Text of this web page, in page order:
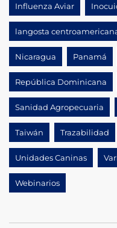
Influenza Aviar
langosta
Nicaragua Panamá
República Dominicana
Sanidad Agropecuaria
Taiwán Trazabilidad
Unidades Caninas
Webinarios